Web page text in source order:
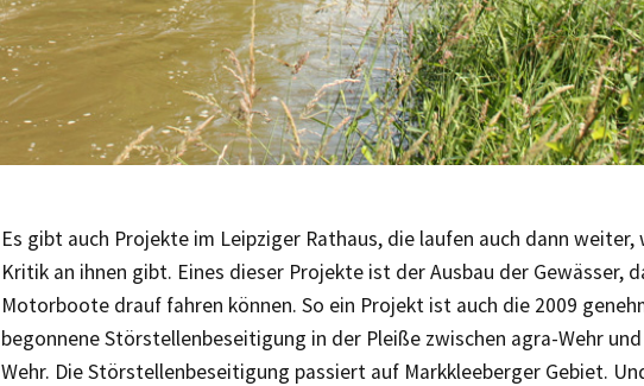
Es gibt auch Projekte im Leipziger Rathaus, die laufen auch dann weiter,
Kritik an ihnen gibt. Eines dieser Projekte ist der Ausbau der Gewässer,
Motorboote drauf fahren können. So ein Projekt ist auch die 2009
begonnene Störstellenbeseitigung in der Pleiße zwischen agra-Wehr
Wehr. Die Störstellenbeseitigung passiert auf Markkleeberger Gebiet.